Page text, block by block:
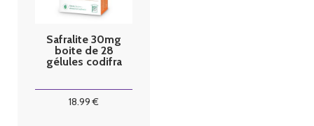
Safralite 30mg
boite de 28
gélules codifra
18.99 €